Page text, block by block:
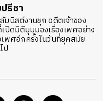
รีชา
นิสต์งานชุก อดีตเจ้าของ
ปิดมิติมุมมองเรื่องเพศอย่าง
พศอีกครั้งในวันที่ยุคสมัย
ป